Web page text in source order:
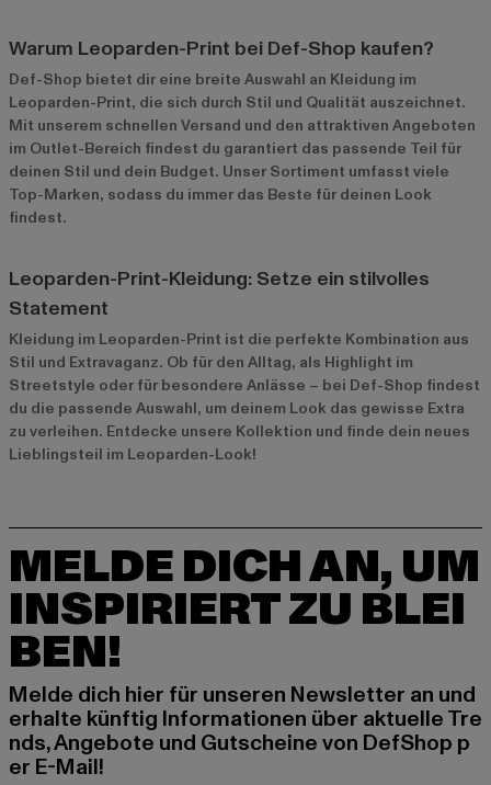
Warum Leoparden-Print bei Def-Shop kaufen?
Def-Shop bietet dir eine breite Auswahl an Kleidung im
Leoparden-Print, die sich durch Stil und Qualität auszeichnet.
Mit unserem schnellen Versand und den attraktiven Angeboten
im Outlet-Bereich findest du garantiert das passende Teil für
deinen Stil und dein Budget. Unser Sortiment umfasst viele
Top-Marken, sodass du immer das Beste für deinen Look
findest.
Leoparden-Print-Kleidung: Setze ein stilvolles
Statement
Kleidung im Leoparden-Print ist die perfekte Kombination aus
Stil und Extravaganz. Ob für den Alltag, als Highlight im
Streetstyle oder für besondere Anlässe – bei Def-Shop findest
du die passende Auswahl, um deinem Look das gewisse Extra
zu verleihen. Entdecke unsere Kollektion und finde dein neues
Lieblingsteil im Leoparden-Look!
MELDE DICH AN, UM
INSPIRIERT ZU BLEI
BEN!
Melde dich hier für unseren Newsletter an und
erhalte künftig Informationen über aktuelle Tre
nds, Angebote und Gutscheine von DefShop p
er E-Mail!